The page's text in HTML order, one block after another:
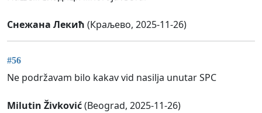
Снежана Лекић (Краљево, 2025-11-26)
#56
Ne podržavam bilo kakav vid nasilja unutar SPC
Milutin Živković(Beograd, 2025-11-26)